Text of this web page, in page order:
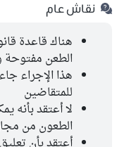
نقاش عام
هناك قاعدة
الطعن مفتوحة
هذا الإجراء
للمتقاضين
لا أعتقد بأنه
الطعون من